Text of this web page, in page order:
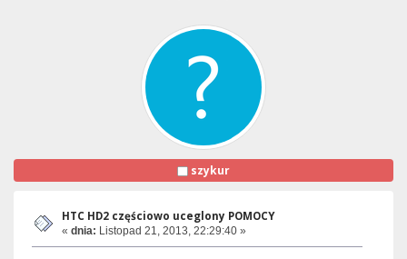
szykur
HTC HD2 częściowo uceglony POMOCY
« dnia: Listopad 21, 2013, 22:29:40 »